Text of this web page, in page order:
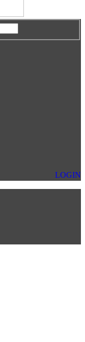
LOGIN